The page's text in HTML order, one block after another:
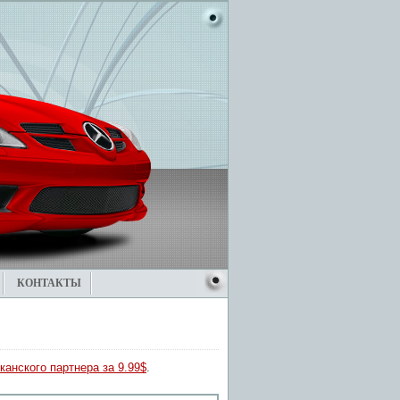
КОНТАКТЫ
партнера за 9.99$.